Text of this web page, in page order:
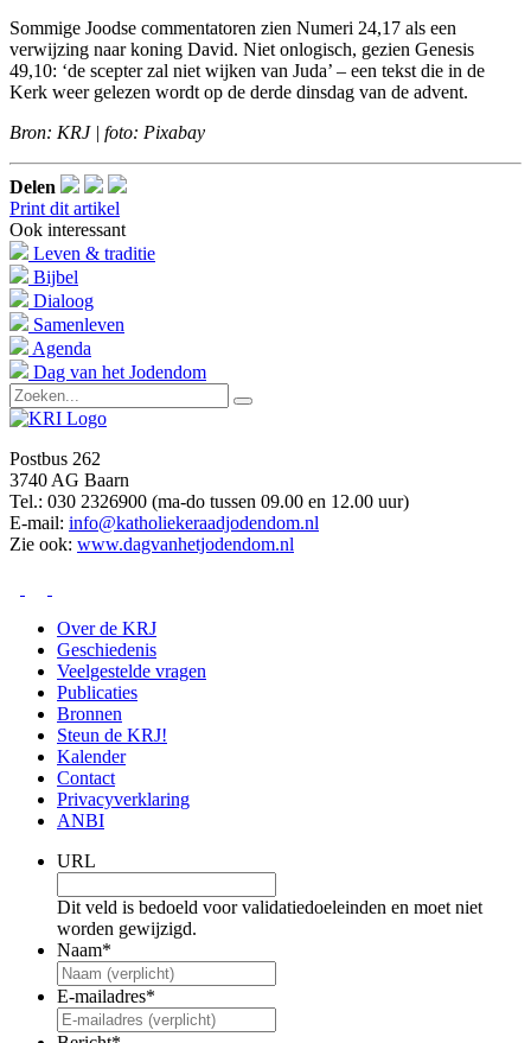
Sommige Joodse commentatoren zien Numeri 24,17 als een
verwijzing naar koning David. Niet onlogisch, gezien Genesis
49,10: ‘de scepter zal niet wijken van Juda’ – een tekst die in de
Kerk weer gelezen wordt op de derde dinsdag van de advent.
Bron: KRJ | foto: Pixabay
Delen
Print dit artikel
Ook interessant
Leven & traditie
Bijbel
Dialoog
Samenleven
Agenda
Dag van het Jodendom
Postbus 262
3740 AG Baarn
Tel.: 030 2326900 (ma-do tussen 09.00 en 12.00 uur)
E-mail: info@katholiekeraadjodendom.nl
Zie ook: www.dagvanhetjodendom.nl
Over de KRJ
Geschiedenis
Veelgestelde vragen
Publicaties
Bronnen
Steun de KRJ!
Kalender
Contact
Privacyverklaring
ANBI
URL
Dit veld is bedoeld voor validatiedoeleinden en moet niet
worden gewijzigd.
Naam*
E-mailadres*